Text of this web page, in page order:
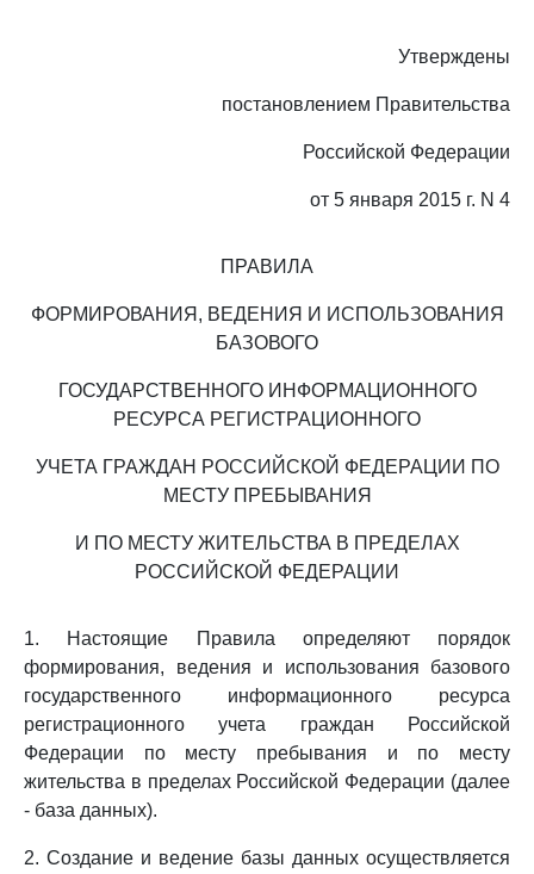
Утверждены
постановлением Правительства
Российской Федерации
от 5 января 2015 г. N 4
ПРАВИЛА
ФОРМИРОВАНИЯ, ВЕДЕНИЯ И ИСПОЛЬЗОВАНИЯ
БАЗОВОГО
ГОСУДАРСТВЕННОГО ИНФОРМАЦИОННОГО
РЕСУРСА РЕГИСТРАЦИОННОГО
УЧЕТА ГРАЖДАН РОССИЙСКОЙ ФЕДЕРАЦИИ ПО
МЕСТУ ПРЕБЫВАНИЯ
И ПО МЕСТУ ЖИТЕЛЬСТВА В ПРЕДЕЛАХ
РОССИЙСКОЙ ФЕДЕРАЦИИ
1. Настоящие Правила определяют порядок
формирования, ведения и использования базового
государственного информационного ресурса
регистрационного учета граждан Российской
Федерации по месту пребывания и по месту
жительства в пределах Российской Федерации (далее
- база данных).
2. Создание и ведение базы данных осуществляется